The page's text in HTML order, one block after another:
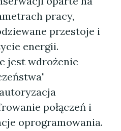
pracy,
przestoje i
energii.
jest wdrożenie
połączeń i
oprogramowania.